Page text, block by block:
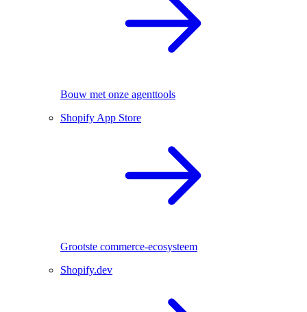
Bouw met onze agenttools
Shopify App Store
Grootste commerce-ecosysteem
Shopify.dev